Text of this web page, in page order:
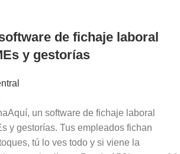
de fichaje laboral
y gestorías
un software de fichaje laboral
y gestorías. Tus empleados fichan
tú lo ves todo y si viene la